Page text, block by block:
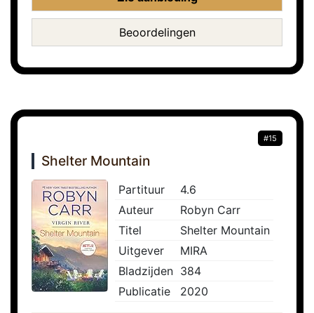
Beoordelingen
#15
Shelter Mountain
Partituur
4.6
Auteur
Robyn Carr
Titel
Shelter Mountain
Uitgever
MIRA
Bladzijden 384
Publicatie
2020